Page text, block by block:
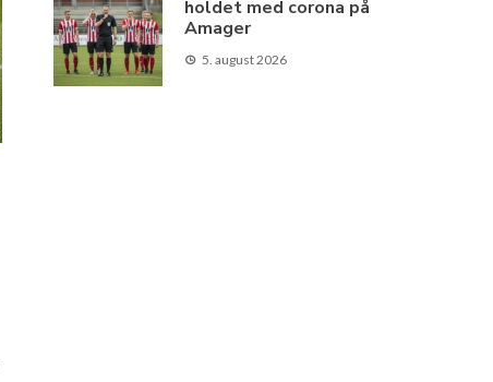
holdet med corona på
Amager
5. august 2026